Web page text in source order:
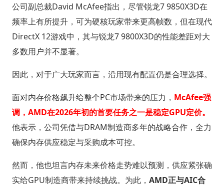
公司副总裁David McAfee指出，尽管锐龙7 9850X3D在
频率上有所提升，可为硬核玩家带来更高帧数，但在现代
DirectX 12游戏中，其与锐龙7 9800X3D的性能差距对大
多数用户并不显著。
因此，对于广大玩家而言，沿用现有配置仍是合理选择。
面对内存价格飙升给整个PC市场带来的压力， McAfee强
调，AMD在2026年初的首要任务之一是稳定GPU定价。
他表示，公司凭借与DRAM制造商多年的战略合作，全力
确保内存供应稳定与采购成本可控。
然而，他也坦言内存未来价格走势难以预测，供应紧张确
实给GPU制造商带来持续挑战。为此， AMD正与AIC合